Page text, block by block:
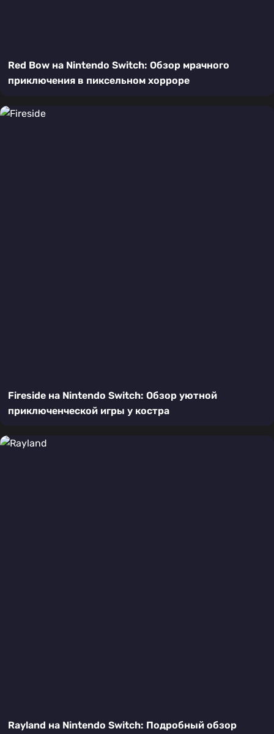
Red Bow на Nintendo Switch: Обзор мрачного
приключения в пиксельном хорроре
Fireside на Nintendo Switch: Обзор уютной
приключенческой игры у костра
Rayland на Nintendo Switch: Подробный обзор